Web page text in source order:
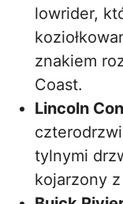
lowrider,
znakiem
Coast.
Lincoln
tylnymi
kojarzony